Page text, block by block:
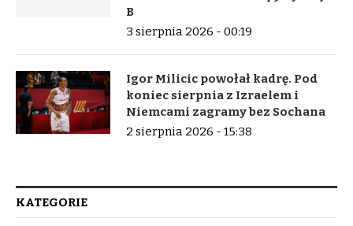
B
3 sierpnia 2026 - 00:19
Igor Milicic powołał kadrę. Pod
koniec sierpnia z Izraelem i
Niemcami zagramy bez Sochana
2 sierpnia 2026 - 15:38
KATEGORIE